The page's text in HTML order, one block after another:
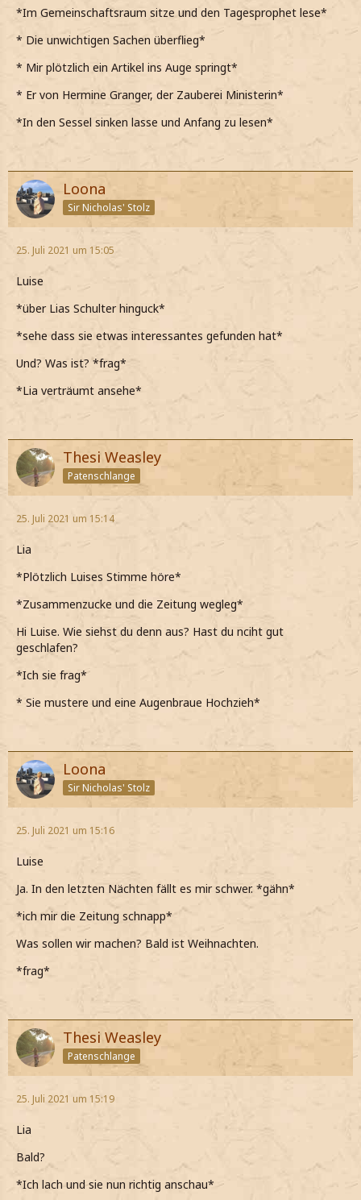
*Im Gemeinschaftsraum sitze und den Tagesprophet lese*
* Die unwichtigen Sachen überflieg*
* Mir plötzlich ein Artikel ins Auge springt*
* Er von Hermine Granger, der Zauberei Ministerin*
*In den Sessel sinken lasse und Anfang zu lesen*
Loona
Sir Nicholas' Stolz
25. Juli 2021 um 15:05
Luise
*über Lias Schulter hinguck*
*sehe dass sie etwas interessantes gefunden hat*
Und? Was ist? *frag*
*Lia verträumt ansehe*
Thesi Weasley
Patenschlange
25. Juli 2021 um 15:14
Lia
*Plötzlich Luises Stimme höre*
*Zusammenzucke und die Zeitung wegleg*
Hi Luise. Wie siehst du denn aus? Hast du nciht gut
geschlafen?
*Ich sie frag*
* Sie mustere und eine Augenbraue Hochzieh*
Loona
Sir Nicholas' Stolz
25. Juli 2021 um 15:16
Luise
Ja. In den letzten Nächten fällt es mir schwer. *gähn*
*ich mir die Zeitung schnapp*
Was sollen wir machen? Bald ist Weihnachten.
*frag*
Thesi Weasley
Patenschlange
25. Juli 2021 um 15:19
Lia
Bald?
*Ich lach und sie nun richtig anschau*